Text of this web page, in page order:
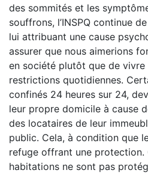
des sommités et les
souffrons, l’INSPQ continue
lui attribuant une cause
assurer que nous aimerions
en société plutôt que de
restrictions quotidiennes.
confinés 24 heures sur 24,
leur propre domicile à cause
des locataires de leur
public. Cela, à condition que
refuge offrant une protection.
habitations ne sont pas